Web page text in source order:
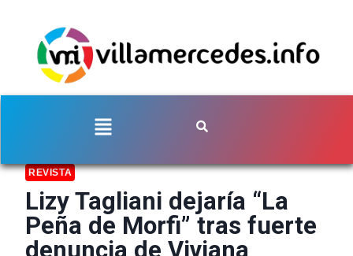
REVISTA
Lizy Tagliani dejaría “La
Peña de Morfi” tras fuerte
denuncia de Viviana